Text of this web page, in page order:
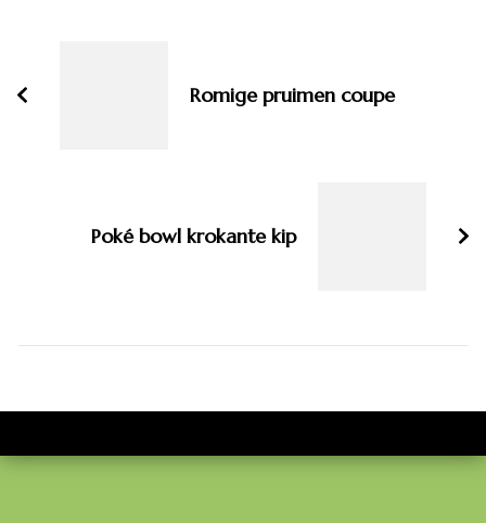
Romige pruimen coupe
Poké bowl krokante kip